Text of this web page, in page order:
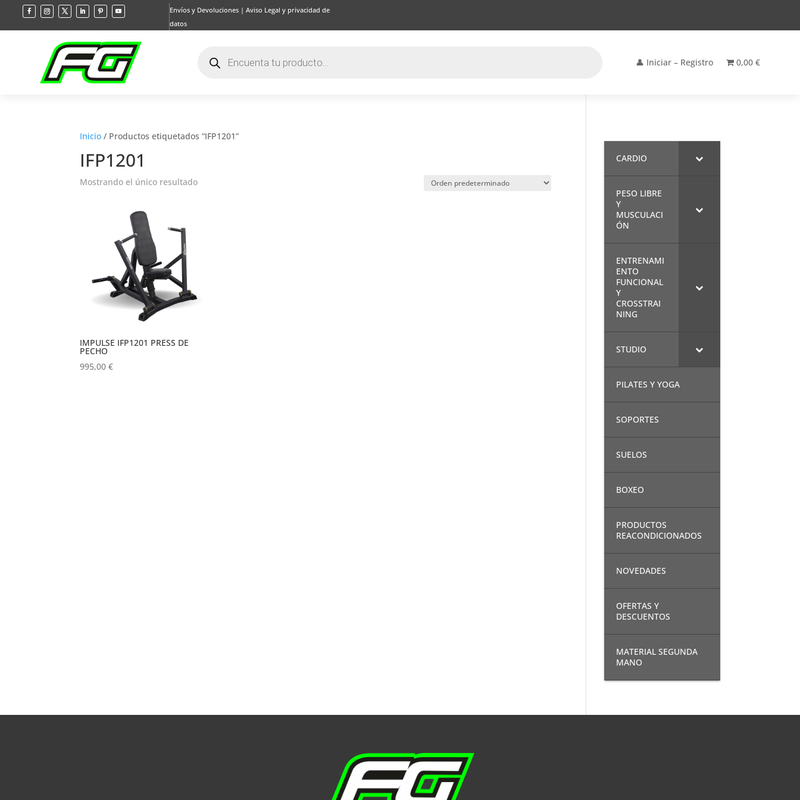
Envíos y Devoluciones| Aviso Legal y privacidad de
datos
productos 👤 Iniciar – Registro 0,00 €
Inicio / Productos etiquetados “IFP1201”
IFP1201
Mostrando el único resultado
IMPULSE IFP1201 PRESS DE
PECHO
995,00€
CARDIO
PESO LIBRE
Y
MUSCULACI
ÓN
ENTRENAMI
ENTO
FUNCIONAL
Y
CROSSTRAI
NING
STUDIO
PILATES Y YOGA
SOPORTES
SUELOS
BOXEO
PRODUCTOS
REACONDICIONADOS
NOVEDADES
OFERTAS Y
DESCUENTOS
MATERIAL SEGUNDA
MANO